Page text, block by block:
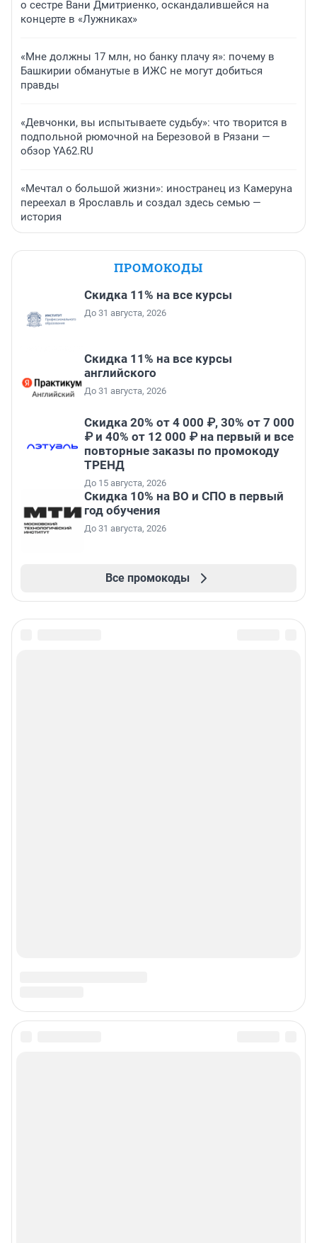
о сестре Вани Дмитриенко, оскандалившейся на
концерте в «Лужниках»
«Мне должны 17 млн, но банку плачу я»: почему в
Башкирии обманутые в ИЖС не могут добиться
правды
«Девчонки, вы испытываете судьбу»: что творится в
подпольной рюмочной на Березовой в Рязани —
обзор YA62.RU
«Мечтал о большой жизни»: иностранец из Камеруна
переехал в Ярославль и создал здесь семью —
история
ПРОМОКОДЫ
Скидка 11% на все курсы
До 31 августа, 2026
Скидка 11% на все курсы
английского
До 31 августа, 2026
Скидка 20% от 4 000 ₽, 30% от 7 000
₽ и 40% от 12 000 ₽ на первый и все
повторные заказы по промокоду
ТРЕНД
До 15 августа, 2026
Скидка 10% на ВО и СПО в первый
год обучения
До 31 августа, 2026
Все промокоды